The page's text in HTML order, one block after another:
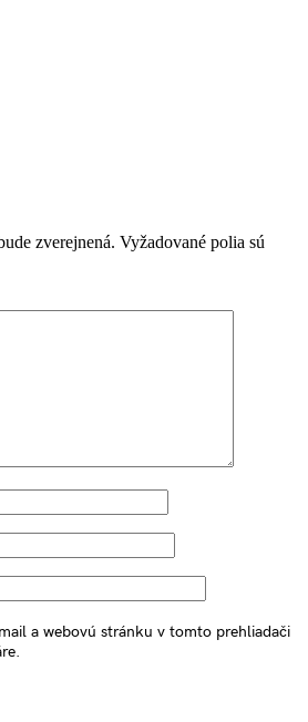
zverejnená. Vyžadované polia sú
a webovú stránku v tomto prehliadači